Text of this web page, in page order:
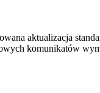
aktualizacja
komunikatów